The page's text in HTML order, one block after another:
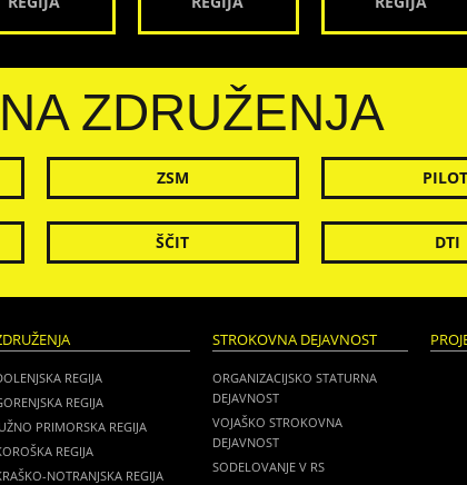
ZDRUŽENJA
ZSM
ŠČIT DTI
REGIJA
REGIJA
PRIMORSKA REGIJA
REGIJA
NOTRANJSKA REGIJA
STROKOVNA DEJAVNOST
ORGANIZACIJSKO STATURNA
DEJAVNOST
VOJAŠKO STROKOVNA
DEJAVNOST
SODELOVANJE V RS